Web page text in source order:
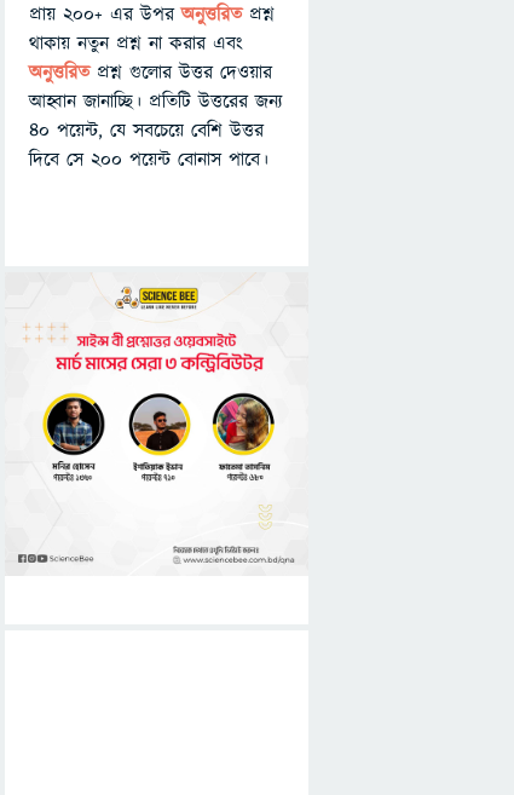
প্রায় ২০০+ এর উপরঅনুত্তরিতপ্রশ্ন
থাকায় নতুন প্রশ্ন না করার এবং
অনুত্তরিত প্রশ্ন গুলোর উত্তর দেওয়ার
আহ্বান জানাচ্ছি। প্রতিটি উত্তরের জন্য
৪০ পয়েন্ট, যে সবচেয়ে বেশি উত্তর
দিবে সে ২০০ পয়েন্ট বোনাস পাবে।